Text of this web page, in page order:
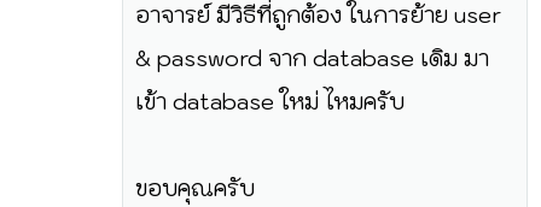
อาจารย์ มีวิธีที่ถูกต้อง ในการย้าย user
& password จาก database เดิม มา
เข้า database ใหม่ ไหมครับ
ขอบคุณครับ